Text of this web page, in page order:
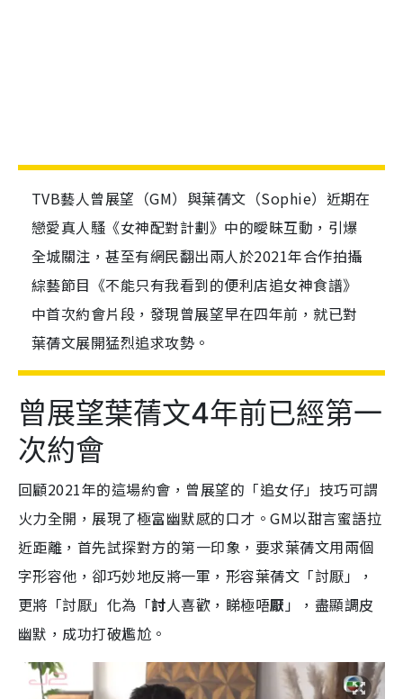
TVB藝人曾展望（GM）與葉蒨文（Sophie）近期在
戀愛真人騷《女神配對計劃》中的曖昧互動，引爆
全城關注，甚至有網民翻出兩人於2021年合作拍攝
綜藝節目《不能只有我看到的便利店追女神食譜》
中首次約會片段，發現曾展望早在四年前，就已對
葉蒨文展開猛烈追求攻勢。
曾展望葉蒨文4年前已經第一
次約會
回顧2021年的這場約會，曾展望的「追女仔」技巧可謂
火力全開，展現了極富幽默感的口才。GM以甜言蜜語拉
近距離，首先試探對方的第一印象，要求葉蒨文用兩個
字形容他，卻巧妙地反將一軍，形容葉蒨文「討厭」，
更將「討厭」化為「討人喜歡，睇極唔厭」，盡顯調皮
幽默，成功打破尷尬。